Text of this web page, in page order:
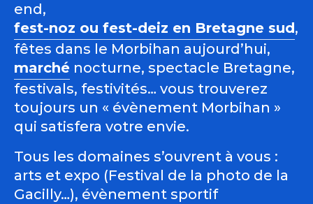
end,
fest-noz ou fest-deiz en Bretagne sud,
fêtes dans le Morbihan aujourd’hui,
marché nocturne, spectacle Bretagne,
festivals, festivités… vous trouverez
toujours un « évènement Morbihan »
qui satisfera votre envie.
Tous les domaines s’ouvrent à vous :
arts et expo (Festival de la photo de la
Gacilly…), évènement sportif